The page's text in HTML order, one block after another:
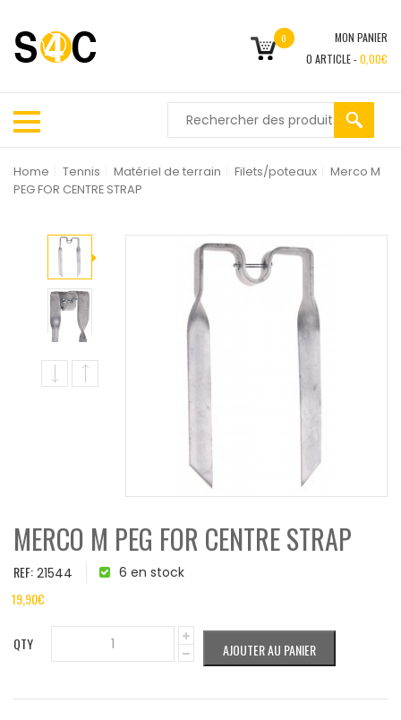
0
MON PANIER
0 ARTICLE -0,00€
Home Tennis Matériel de terrain Filets/poteaux
Merco M
PEG FOR CENTRE STRAP
MERCO M PEG FOR CENTRE STRAP
REF: 21544 6 en stock
19,90€
QTY AJOUTER AU PANIER